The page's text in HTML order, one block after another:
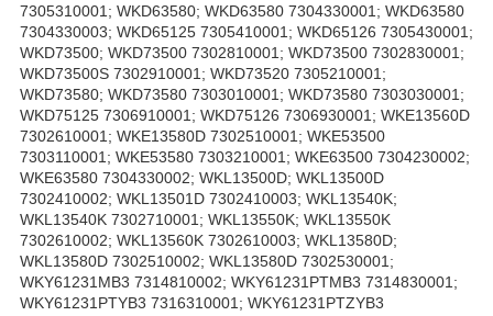
7305310001; WKD63580; WKD63580 7304330001; WKD63580
7304330003; WKD65125 7305410001; WKD65126 7305430001;
WKD73500; WKD73500 7302810001; WKD73500 7302830001;
WKD73500S 7302910001; WKD73520 7305210001;
WKD73580; WKD73580 7303010001; WKD73580 7303030001;
WKD75125 7306910001; WKD75126 7306930001; WKE13560D
7302610001; WKE13580D 7302510001; WKE53500
7303110001; WKE53580 7303210001; WKE63500 7304230002;
WKE63580 7304330002; WKL13500D; WKL13500D
7302410002; WKL13501D 7302410003; WKL13540K;
WKL13540K 7302710001; WKL13550K; WKL13550K
7302610002; WKL13560K 7302610003; WKL13580D;
WKL13580D 7302510002; WKL13580D 7302530001;
WKY61231MB3 7314810002; WKY61231PTMB3 7314830001;
WKY61231PTYB3 7316310001; WKY61231PTZYB3